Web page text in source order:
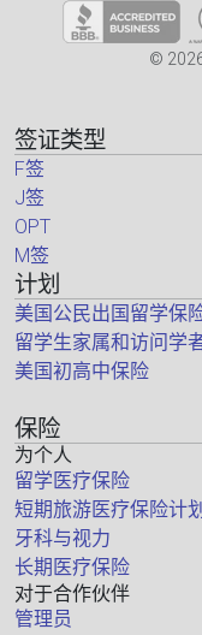
©
签证类型
F签
J签
OPT
M签
计划
美国公民出国留学保
留学生家属和访问学
美国初高中保险
保险
为个人
留学医疗保险
短期旅游医疗保险计划
牙科与视力
长期医疗保险
对于合作伙伴
管理员